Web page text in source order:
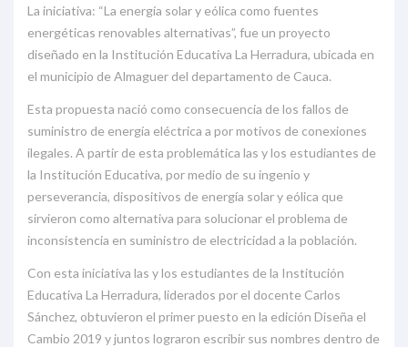
La iniciativa: “La energía solar y eólica como fuentes
energéticas renovables alternativas”, fue un proyecto
diseñado en la Institución Educativa La Herradura, ubicada en
el municipio de Almaguer del departamento de Cauca.
Esta propuesta nació como consecuencia de los fallos de
suministro de energía eléctrica a por motivos de conexiones
ilegales. A partir de esta problemática las y los estudiantes de
la Institución Educativa, por medio de su ingenio y
perseverancia, dispositivos de energía solar y eólica que
sirvieron como alternativa para solucionar el problema de
inconsistencia en suministro de electricidad a la población.
Con esta iniciativa las y los estudiantes de la Institución
Educativa La Herradura, liderados por el docente Carlos
Sánchez, obtuvieron el primer puesto en la edición Diseña el
Cambio 2019 y juntos lograron escribir sus nombres dentro de